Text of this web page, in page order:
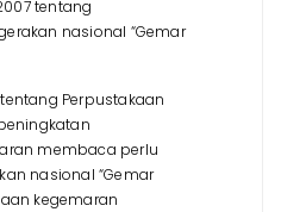
tentang
nasional “Gemar
tentang Perpustakaan
membaca perlu
nasional “Gemar
kegemaran